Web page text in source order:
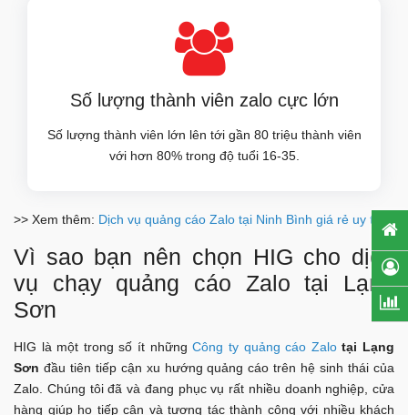
Số lượng thành viên zalo cực lớn
Số lượng thành viên lớn lên tới gần 80 triệu thành viên
với hơn 80% trong độ tuổi 16-35.
>> Xem thêm: Dịch vụ quảng cáo Zalo tại Ninh Bình giá rẻ uy tín
Vì sao bạn nên chọn HIG cho dịch
vụ chạy quảng cáo Zalo tại Lạng
Sơn
HIG là một trong số ít nhữngCông ty quảng cáo Zalotại Lạng
Sơn đầu tiên tiếp cận xu hướng quảng cáo trên hệ sinh thái của
Zalo. Chúng tôi đã và đang phục vụ rất nhiều doanh nghiệp, cửa
hàng giúp họ tiếp cận và tương tác thành công với nhiều khách